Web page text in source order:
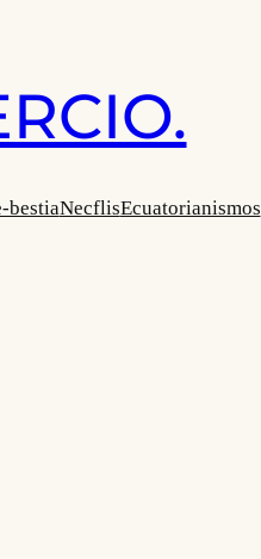
bestiaNecflisEcuatorianismos